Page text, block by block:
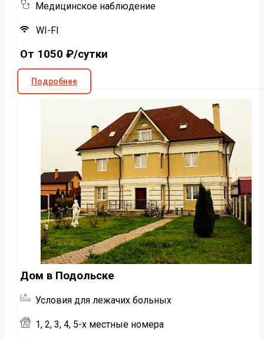
Медицинское наблюдение
WI-FI
От 1050 ₽/сутки
Подробнее
Дом в Подольске
Условия для лежачих больных
1, 2, 3, 4, 5-х местные номера